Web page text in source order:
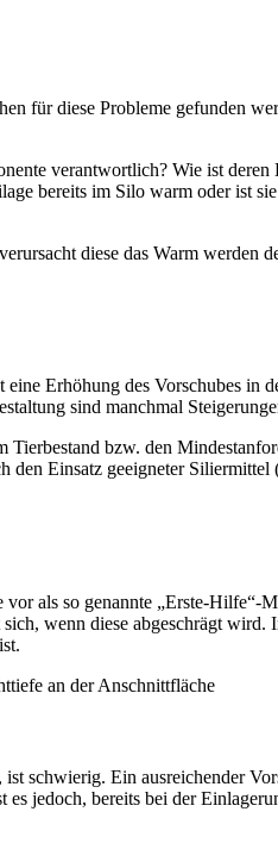
für diese Probleme gefunden
verantwortlich? Wie ist deren
bereits im Silo warm oder ist
diese das Warm werden
Erhöhung des Vorschubes
sind manchmal
bzw. den
den Einsatz geeigneter Siliermittel
als so genannte „Erste-Hilfe“-
wenn diese abgeschrägt
schwierig. Ein ausreichender
jedoch, bereits bei der